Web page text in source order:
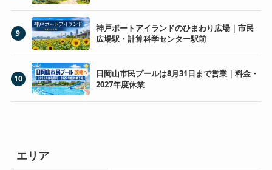
9
神戸ポートアイランドのひまわり広場｜市民
広場駅・計算科学センター駅前
10
日岡山市民プールは8月31日まで営業｜料金・
2027年度休業
エリア